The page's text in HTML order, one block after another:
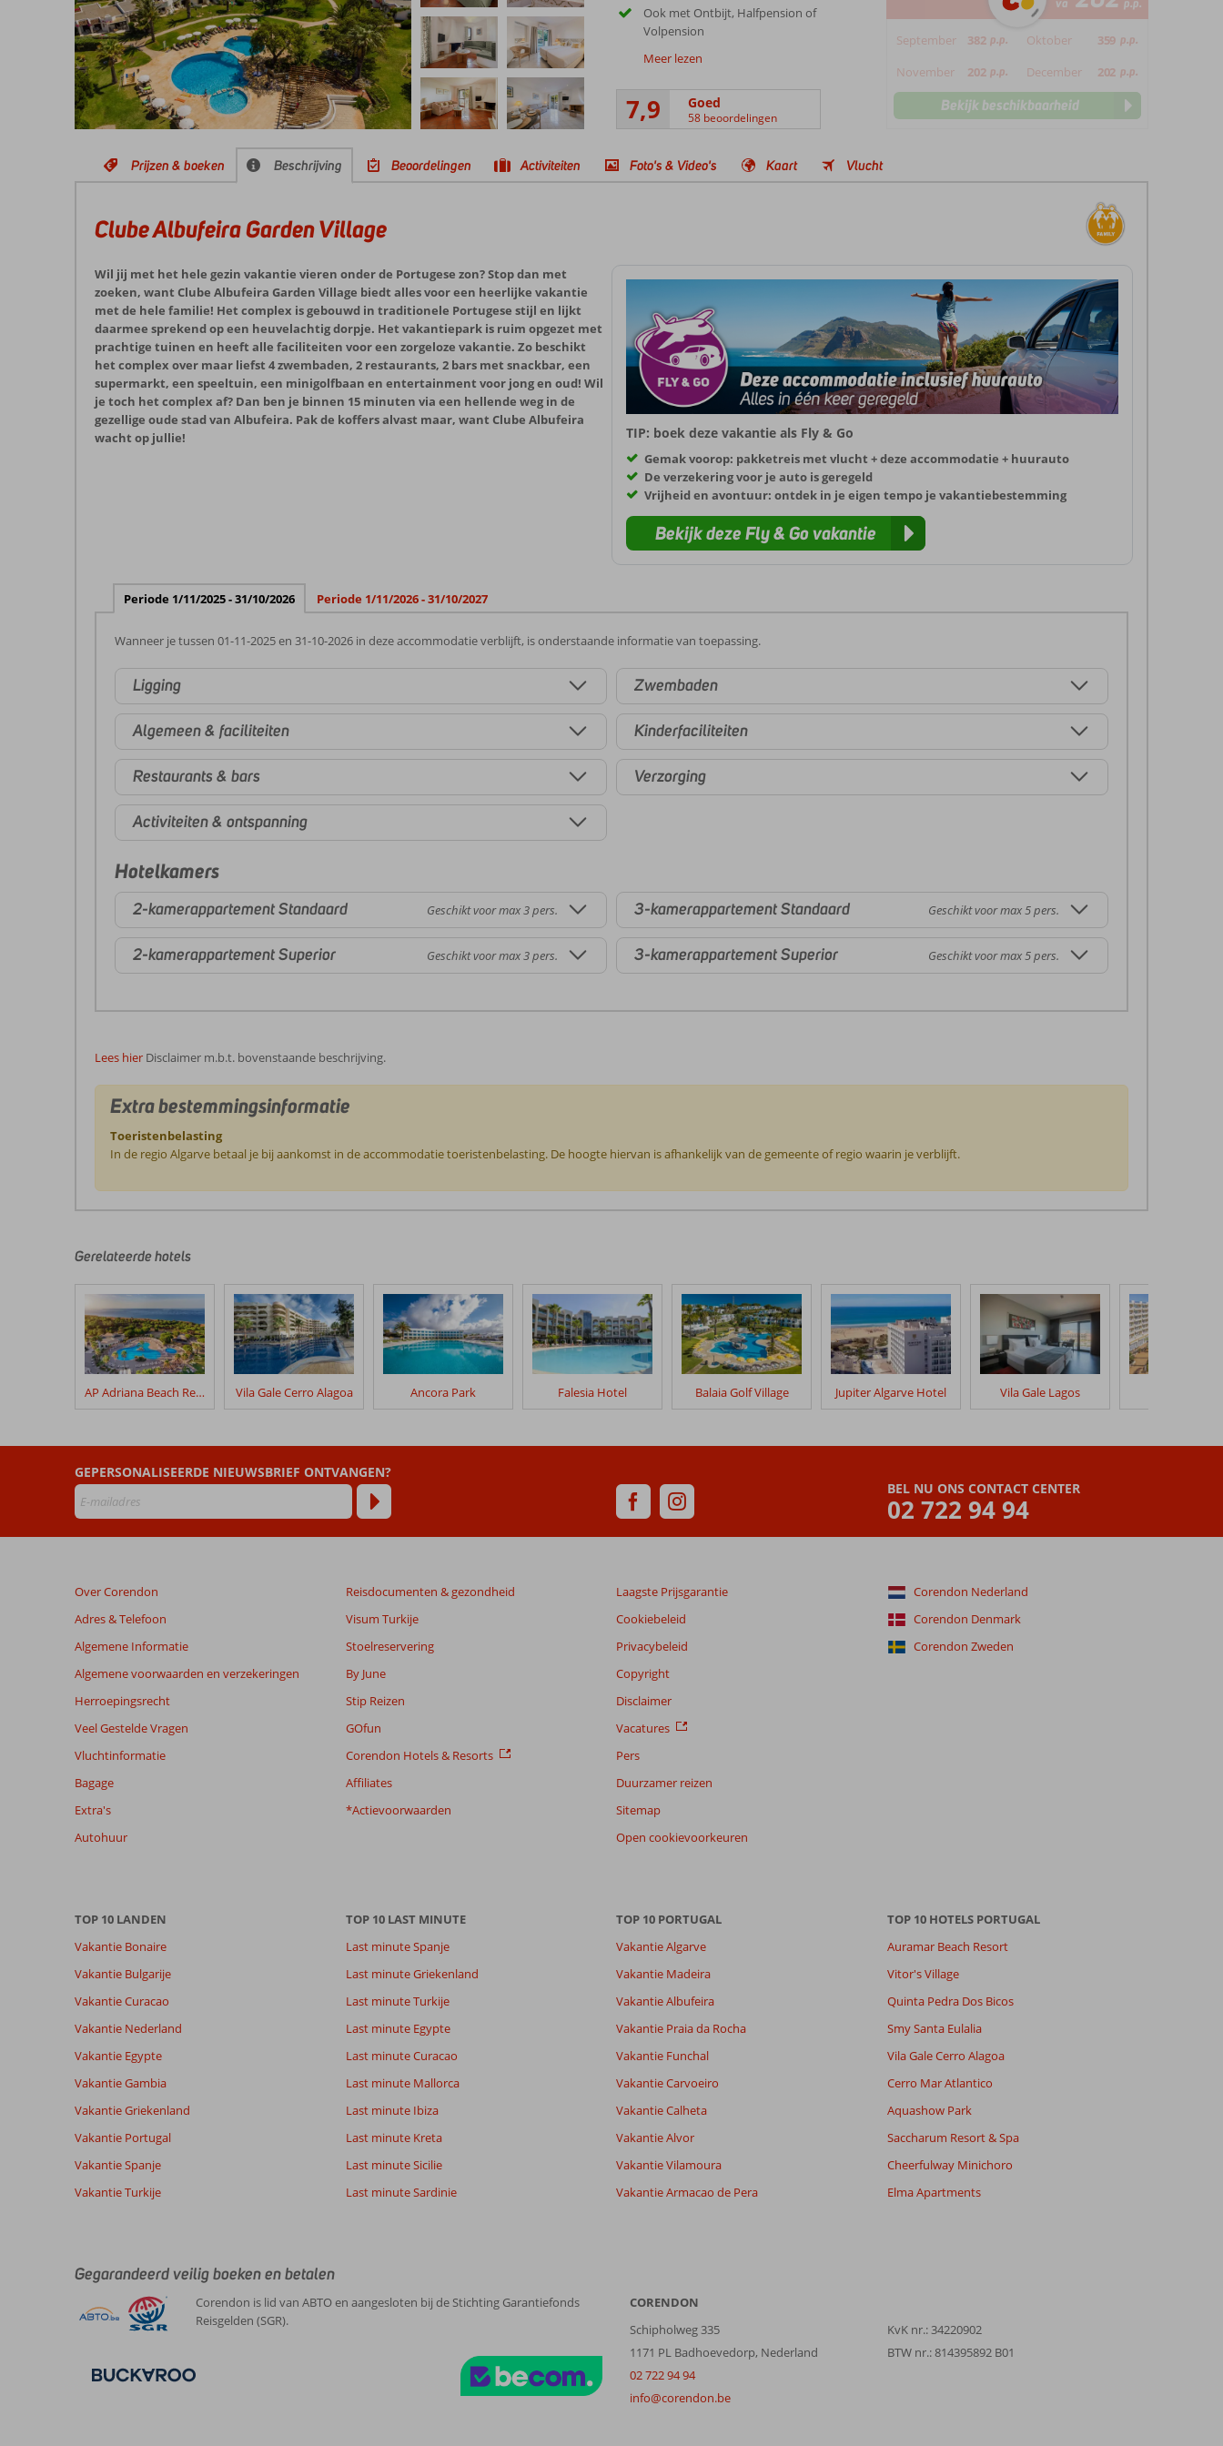
Ook met Ontbijt, Halfpension of
Volpension
Meer lezen
7,9 Goed
58 beoordelingen
va p.p.
September 382 p.p. Oktober 359 p.p.
November 202 p.p. December 202 p.p.
Bekijk beschikbaarheid
Prijzen & boeken Beschrijving Beoordelingen Activiteiten Foto's & Video's Kaart Vlucht
Clube Albufeira Garden Village
Wil jij met het hele gezin vakantie vieren onder de Portugese zon? Stop dan met
zoeken, want Clube Albufeira Garden Village biedt alles voor een heerlijke vakantie
met de hele familie! Het complex is gebouwd in traditionele Portugese stijl en lijkt
daarmee sprekend op een heuvelachtig dorpje. Het vakantiepark is ruim opgezet met
prachtige tuinen en heeft alle faciliteiten voor een zorgeloze vakantie. Zo beschikt
het complex over maar liefst 4 zwembaden, 2 restaurants, 2 bars met snackbar, een
supermarkt, een speeltuin, een minigolfbaan en entertainment voor jong en oud! Wil
je toch het complex af? Dan ben je binnen 15 minuten via een hellende weg in de
gezellige oude stad van Albufeira. Pak de koffers alvast maar, want Clube Albufeira
wacht op jullie!
TIP: boek deze vakantie als Fly & Go
Gemak voorop: pakketreis met vlucht + deze accommodatie + huurauto
De verzekering voor je auto is geregeld
Vrijheid en avontuur: ontdek in je eigen tempo je vakantiebestemming
Bekijk deze Fly & Go vakantie
Periode 1/11/2025 - 31/10/2026 Periode 1/11/2026 - 31/10/2027
Wanneer je tussen 01-11-2025 en 31-10-2026 in deze accommodatie verblijft, is onderstaande informatie van toepassing.
Ligging
Algemeen & faciliteiten
Restaurants & bars
Activiteiten & ontspanning
Zwembaden
Kinderfaciliteiten
Verzorging
Hotelkamers
2-kamerappartement Standaard Geschikt voor max 3 pers.
2-kamerappartement Superior Geschikt voor max 3 pers.
3-kamerappartement Standaard Geschikt voor max 5 pers.
3-kamerappartement Superior Geschikt voor max 5 pers.
Lees hier Disclaimer m.b.t. bovenstaande beschrijving.
Extra bestemmingsinformatie
Toeristenbelasting
In de regio Algarve betaal je bij aankomst in de accommodatie toeristenbelasting. De hoogte hiervan is afhankelijk van de gemeente of regio waarin je verblijft.
door
klanten
geschreven
na
hun
verblijf
Clube
Beoordelingen
die
ouder
48
maanden
worden
niet
weergegeven
om
de
relevantie
van
onze
beoordelingen.
Totale score
58
beoordelingen
7,9 Eten
7,6
Kamers
7,5
Wifi kwaliteit
5,8
van onze
klanten
Alle
datum (nieuw > oud)
Pieter
Nederland
Gezin met oud(ere) kind(eren)
De
Algarve
is
echt
Accommodatie
net
Service
10
Prijs/kwaliteit
Eten
Kamers
10
Wifi kwaliteit
Gerelateerde hotels
AP Adriana Beach Resort Vila Gale Cerro Alagoa Ancora Park Falesia Hotel Balaia Golf Village Jupiter Algarve Hotel Vila Gale Lagos
BEL NU ONS CONTACT CENTER
02 722 94 94
GEPERSONALISEERDE NIEUWSBRIEF ONTVANGEN?
Over Corendon
Adres & Telefoon
Algemene Informatie
Algemene voorwaarden en verzekeringen
Herroepingsrecht
Veel Gestelde Vragen
Vluchtinformatie
Bagage
Extra's
Autohuur
Reisdocumenten & gezondheid
Visum Turkije
Stoelreservering
By June
Stip Reizen
GOfun
Corendon Hotels & Resorts
Affiliates
*Actievoorwaarden
Laagste Prijsgarantie
Cookiebeleid
Privacybeleid
Copyright
Disclaimer
Vacatures
Pers
Duurzamer reizen
Sitemap
Open cookievoorkeuren
Corendon Nederland
Corendon Denmark
Corendon Zweden
TOP 10 LANDEN
Vakantie Bonaire
Vakantie Bulgarije
Vakantie Curacao
Vakantie Nederland
Vakantie Egypte
Vakantie Gambia
Vakantie Griekenland
Vakantie Portugal
Vakantie Spanje
Vakantie Turkije
TOP 10 LAST MINUTE
Last minute Spanje
Last minute Griekenland
Last minute Turkije
Last minute Egypte
Last minute Curacao
Last minute Mallorca
Last minute Ibiza
Last minute Kreta
Last minute Sicilie
Last minute Sardinie
TOP 10 PORTUGAL
Vakantie Algarve
Vakantie Madeira
Vakantie Albufeira
Vakantie Praia da Rocha
Vakantie Funchal
Vakantie Carvoeiro
Vakantie Calheta
Vakantie Alvor
Vakantie Vilamoura
Vakantie Armacao de Pera
TOP 10 HOTELS PORTUGAL
Auramar Beach Resort
Vitor's Village
Quinta Pedra Dos Bicos
Smy Santa Eulalia
Vila Gale Cerro Alagoa
Cerro Mar Atlantico
Aquashow Park
Saccharum Resort & Spa
Cheerfulway Minichoro
Elma Apartments
Gegarandeerd veilig boeken en betalen
Corendon is lid van ABTO en aangesloten bij de Stichting Garantiefonds
Reisgelden (SGR).
CORENDON
Schipholweg 335
1171 PL Badhoevedorp, Nederland
02 722 94 94
info@corendon.be
KvK nr.: 34220902
BTW nr.: 814395892 B01